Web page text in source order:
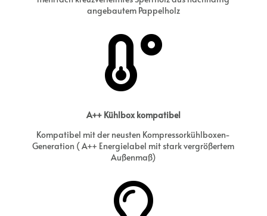
angebautem Pappelholz

A++ Kühlbox kompatibel
Kompatibel mit der neusten Kompressorkühlboxen-
Generation ( A++ Energielabel mit stark vergrößertem
Außenmaß)